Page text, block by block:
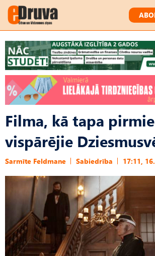
Filma, kā tapa pirmie
vispārējie
Sarmīte Feldmane Sabiedrība 17:11,